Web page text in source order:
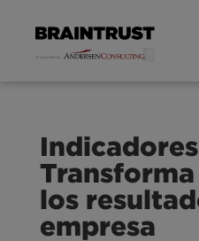
los
empresa